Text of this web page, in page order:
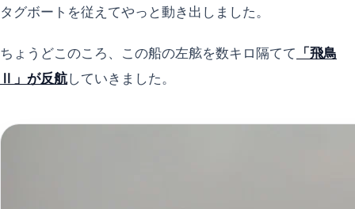
タグボートを従えてやっと動き出しました。
ちょうどこのころ、この船の左舷を数キロ隔てて
「飛鳥
Ⅱ」が反航していきました。